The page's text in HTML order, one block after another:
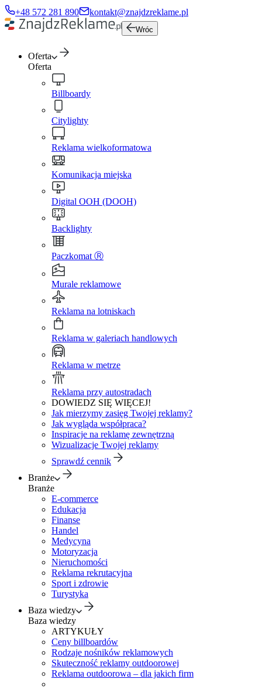
+48 572 281 890 kontakt@znajdzreklame.pl
Wróc
Oferta
Oferta
Billboardy
Citylighty
Reklama wielkoformatowa
Komunikacja miejska
Digital OOH (DOOH)
Backlighty
Paczkomat Ⓡ
Murale reklamowe
Reklama na lotniskach
Reklama w galeriach handlowych
Reklama w metrze
Reklama przy autostradach
DOWIEDZ SIĘ WIĘCEJ!
Jak mierzymy zasięg Twojej reklamy?
Jak wygląda współpraca?
Inspiracje na reklamę zewnętrzną
Wizualizacje Twojej reklamy
Sprawdź cennik
Branże
Branże
E-commerce
Edukacja
Finanse
Handel
Medycyna
Motoryzacja
Nieruchomości
Reklama rekrutacyjna
Sport i zdrowie
Turystyka
Baza wiedzy
Baza wiedzy
ARTYKUŁY
Ceny billboardów
Rodzaje nośników reklamowych
Skuteczność reklamy outdoorowej
Reklama outdoorowa – dla jakich firm